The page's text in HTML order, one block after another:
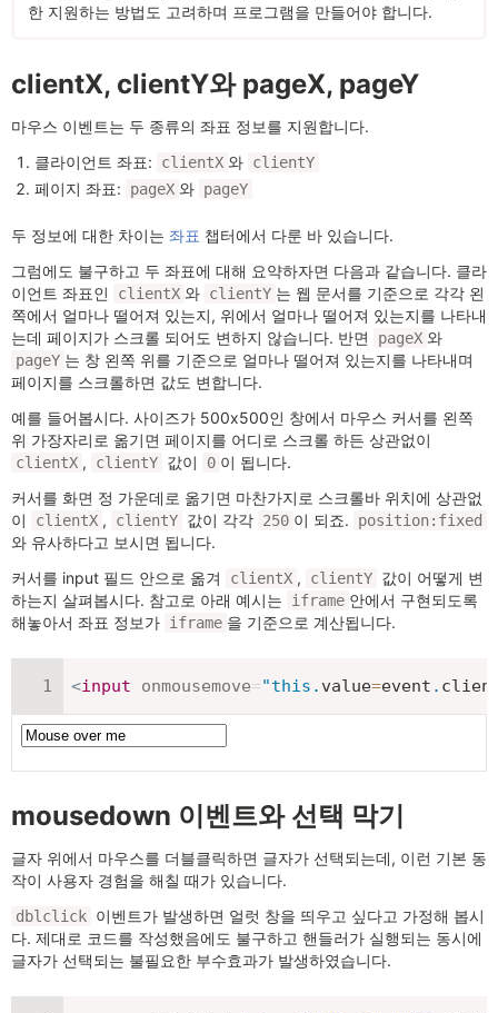
한 지원하는 방법도 고려하며 프로그램을 만들어야 합니다.
clientX, clientY와 pageX, pageY
마우스 이벤트는 두 종류의 좌표 정보를 지원합니다.
클라이언트 좌표:
clientX 와 clientY
페이지 좌표: pageX 와 pageY
두 정보에 대한 차이는 좌표 챕터에서 다룬 바 있습니다.
그럼에도 불구하고 두 좌표에 대해 요약하자면 다음과 같습니다. 클라
이언트 좌표인
clientX 와 clientY 는 웹 문서를 기준으로 각각 왼
쪽에서 얼마나 떨어져 있는지, 위에서 얼마나 떨어져 있는지를 나타내
는데 페이지가 스크롤 되어도 변하지 않습니다. 반면
pageX 와
pageY 는 창 왼쪽 위를 기준으로 얼마나 떨어져 있는지를 나타내며
페이지를 스크롤하면 값도 변합니다.
예를 들어봅시다. 사이즈가 500x500인 창에서 마우스 커서를 왼쪽
위 가장자리로 옮기면 페이지를 어디로 스크롤 하든 상관없이
clientX , clientY 값이 0 이 됩니다.
커서를 화면 정 가운데로 옮기면 마찬가지로 스크롤바 위치에 상관없
이
clientX , clientY 값이 각각 250 이 되죠. position:fixed
와 유사하다고 보시면 됩니다.
커서를 input 필드 안으로 옮겨
clientX , clientY 값이 어떻게 변
하는지 살펴봅시다. 참고로 아래 예시는
iframe 안에서 구현되도록
해놓아서 좌표 정보가 iframe 을 기준으로 계산됩니다.
<input onmousemove="this . value=event .
mousedown 이벤트와 선택 막기
글자 위에서 마우스를 더블클릭하면 글자가 선택되는데, 이런 기본 동
작이 사용자 경험을 해칠 때가 있습니다.
dblclick 이벤트가 발생하면 얼럿 창을 띄우고 싶다고 가정해 봅시
다. 제대로 코드를 작성했음에도 불구하고 핸들러가 실행되는 동시에
글자가 선택되는 불필요한 부수효과가 발생하였습니다.